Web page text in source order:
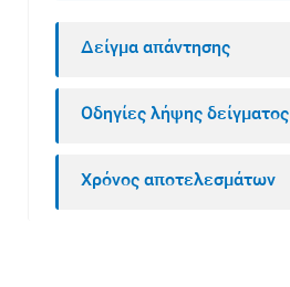
Δείγμα απάντησης
Οδηγίες λήψης δείγματος
Χρόνος αποτελεσμάτων